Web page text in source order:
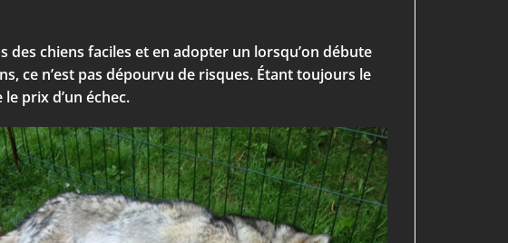
des chiens faciles et en adopter un lorsqu’on débute
ce n’est pas dépourvu de risques. Étant toujours le
prix d’un échec.